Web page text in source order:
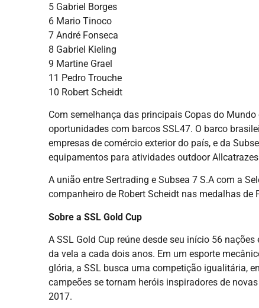
5 Gabriel Borges
6 Mario Tinoco
7 André Fonseca
8 Gabriel Kieling
9 Martine Grael
11 Pedro Trouche
10 Robert Scheidt
Com semelhança das principais Copas do
oportunidades com barcos SSL47. O barco
empresas de comércio exterior do país, e da
equipamentos para atividades outdoor
A união entre Sertrading e Subsea 7 S.A com a
companheiro de Robert Scheidt nas medalhas de
Sobre a SSL Gold Cup
A SSL Gold Cup reúne desde seu início 56
da vela a cada dois anos. Em um esporte
glória, a SSL busca uma competição igualitária,
campeões se tornam heróis inspiradores de
2017.